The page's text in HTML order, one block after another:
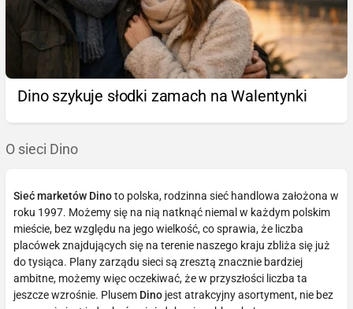
Dino szykuje słodki zamach na Walentynki
O sieci Dino
Sieć marketów Dinoto polska, rodzinna sieć handlowa założona w
roku 1997. Możemy się na nią natknąć niemal w każdym polskim
mieście, bez względu na jego wielkość, co sprawia, że liczba
placówek znajdujących się na terenie naszego kraju zbliża się już
do tysiąca. Plany zarządu sieci są zresztą znacznie bardziej
ambitne, możemy więc oczekiwać, że w przyszłości liczba ta
jeszcze wzrośnie. Plusem Dino jest atrakcyjny asortyment, nie bez